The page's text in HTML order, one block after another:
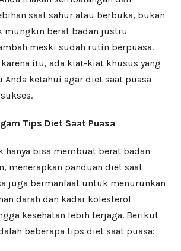
saat sahur atau berbuka, bukan
mungkin berat badan justru
meski sudah rutin berpuasa.
karena itu, ada kiat-kiat khusus yang
Anda ketahui agar diet saat puasa
Tips Diet Saat Puasa
hanya bisa membuat berat badan
menerapkan panduan diet saat
juga bermanfaat untuk menurunkan
darah dan kadar kolesterol
kesehatan lebih terjaga. Berikut
beberapa tips diet saat puasa: